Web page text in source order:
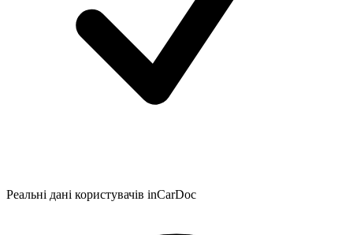
Реальні дані користувачів inCarDoc